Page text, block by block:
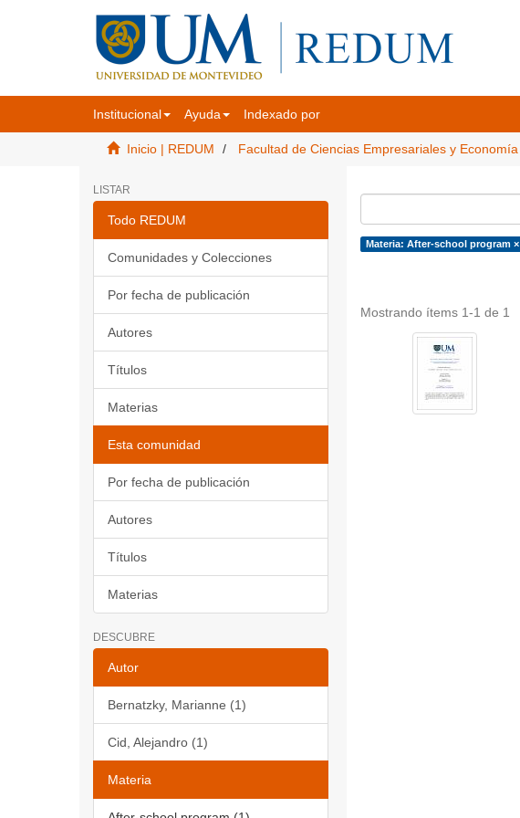
Institucional Ayuda Indexado por
Inicio | REDUM Facultad de Ciencias Empresariales y Economía
LISTAR
Todo REDUM
Comunidades y Colecciones
Por fecha de publicación
Autores
Títulos
Materias
Esta comunidad
Por fecha de publicación
Autores
Títulos
Materias
DESCUBRE
Autor
Bernatzky, Marianne (1)
Cid, Alejandro (1)
Materia
Materia: After-school program ×
Mostrando ítems 1-1 de 1